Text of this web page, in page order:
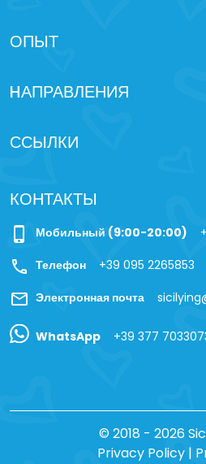
ОПЫТ
HАПРАВЛЕНИЯ
ССЫЛКИ
КОНТАКТЫ
phone_iphone Мобильный (9:00-20:00)
call Телефон +39 095 2265853
mail Электронная почта
WhatsApp +39 377
© 2018 - 2026
Privacy Policy|